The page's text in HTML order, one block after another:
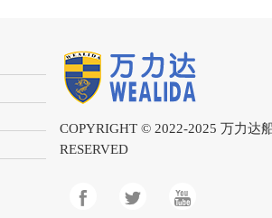
COPYRIGHT © 2022-2025万力达
RESERVED